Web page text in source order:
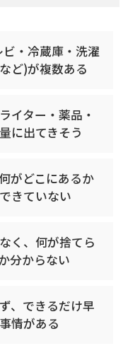
・冷蔵庫・洗濯
ど)が複数ある
イター・薬品・
に出てきそう
がどこにあるか
きていない
く、何が捨てら
分からない
、できるだけ早
情がある